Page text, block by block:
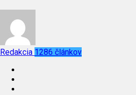
Redakcia 1286 článkov